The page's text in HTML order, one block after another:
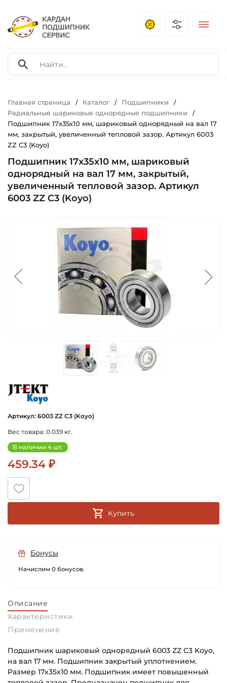
Главная страница / Каталог / Подшипники /
Радиальные шариковые однорядные подшипники /
Подшипник 17х35х10 мм, шариковый однорядный на вал 17
мм, закрытый, увеличенный тепловой зазор. Артикул 6003
ZZ C3 (Koyo)
Подшипник 17х35х10 мм, шариковый
однорядный на вал 17 мм, закрытый,
увеличенный тепловой зазор. Артикул
6003 ZZ C3 (Koyo)
Артикул: 6003 ZZ C3 (Koyo)
Вес товара: 0.039 кг.
В наличии 4 шт.
459.34 ₽
Купить
Бонусы
Начислим 0 бонусов.
Описание
Характеристики
Применение
Подшипник шариковый однорядный 6003 ZZ C3 Koyo,
на вал 17 мм. Подшипник закрытый уплотнением.
Размер 17х35х10 мм. Подшипник имеет повышенный